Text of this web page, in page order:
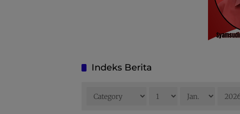
Indeks Berita